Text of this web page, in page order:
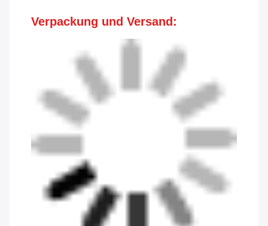
Verpackung und Versand: